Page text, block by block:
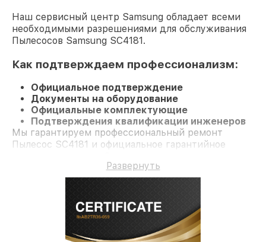
Наш сервисный центр Samsung обладает всеми
необходимыми разрешениями для обслуживания
Пылесосов Samsung SC4181.
Как подтверждаем профессионализм:
Официальное подтверждение
Документы на оборудование
Официальные комплектующие
Подтверждения квалификации инженеров
Мы гарантируем профессиональный ремонт
Пылесос SC4181 и официальное гарантийное
Развернуть